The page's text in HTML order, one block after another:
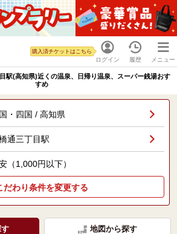
ログイン
購入済チケットはこちら
履歴 メニュー
駅(高知県)近くの温泉、日帰り温泉、スーパー銭湯おす
すめ
・四国 / 高知県
通三丁目駅
（1,000円以下）
だわり条件を変更する
す 地図から探す